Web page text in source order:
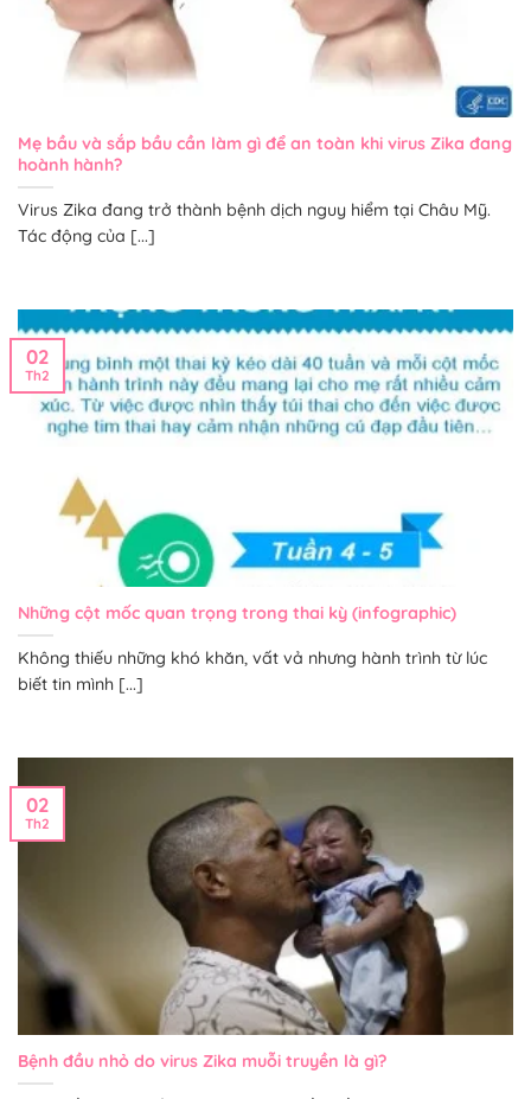
Mẹ bầu và sắp bầu cần làm gì để an toàn khi virus Zika đang
hoành hành?
Virus Zika đang trở thành bệnh dịch nguy hiểm tại Châu Mỹ.
Tác động của [...]
Những cột mốc quan trọng trong thai kỳ (infographic)
Không thiếu những khó khăn, vất vả nhưng hành trình từ lúc
biết tin mình [...]
02
Th2
Bệnh đầu nhỏ do virus Zika muỗi truyền là gì?
02
Th2